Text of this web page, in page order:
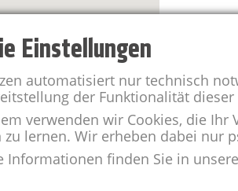
Einstellungen
automatisiert nur technisch
der Funktionalität dieser
verwenden wir Cookies, die Ihr
zu lernen. Wir erheben dabei nur
Informationen finden Sie in